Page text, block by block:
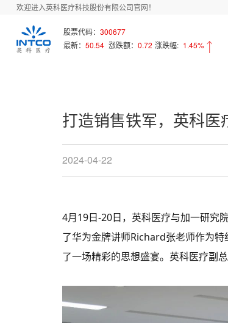
欢迎进入英科医疗科技股份有限公司官网！
股票代码：300677
最新：50.54 涨跌额：0.72 涨跌幅: 1.45%
首页 新闻中心 Array
打造销售铁军，英科
2024-04-22
4月19日-20日，英科医疗与加一研究
了华为金牌讲师Richard张老师作为
了一场精彩的思想盛宴。英科医疗副